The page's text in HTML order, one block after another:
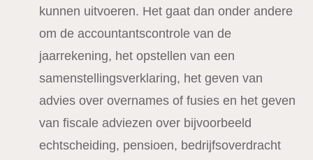
kunnen uitvoeren. Het gaat dan onder andere
om de accountantscontrole van de
jaarrekening, het opstellen van een
samenstellingsverklaring, het geven van
advies over overnames of fusies en het geven
van fiscale adviezen over bijvoorbeeld
echtscheiding, pensioen, bedrijfsoverdracht